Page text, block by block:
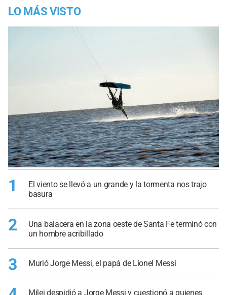
LO MÁS VISTO
1
El viento se llevó a un grande y la tormenta nos trajo
basura
2
Una balacera en la zona oeste de Santa Fe terminó con
un hombre acribillado
3 Murió Jorge Messi, el papá de Lionel Messi
Milei despidió a Jorge Messi y cuestionó a quienes